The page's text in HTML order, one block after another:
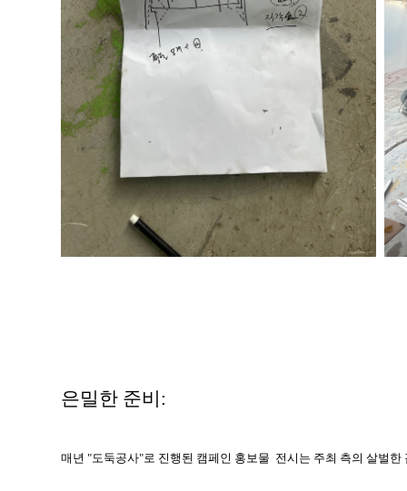
은밀한 준비:
매년 "도둑공사"로 진행된 캠페인 홍보물 전시는 주최 측의 살벌